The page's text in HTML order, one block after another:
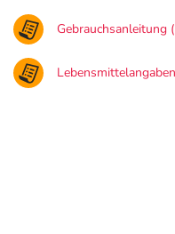
Gebrauchsanleitung
Lebensmittelangaben